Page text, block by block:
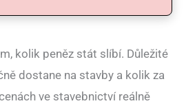
kolik peněz stát slíbí. Důležité
dostane na stavby a kolik za
ve stavebnictví reálně